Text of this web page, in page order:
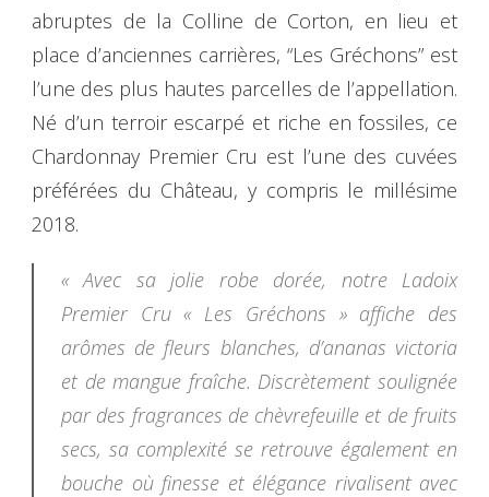
abruptes de la Colline de Corton, en lieu et
place d’anciennes carrières, “Les Gréchons” est
l’une des plus hautes parcelles de l’appellation.
Né d’un terroir escarpé et riche en fossiles, ce
Chardonnay Premier Cru est l’une des cuvées
préférées du Château, y compris le millésime
2018.
« Avec sa jolie robe dorée, notre Ladoix
Premier Cru « Les Gréchons » affiche des
arômes de fleurs blanches, d’ananas victoria
et de mangue fraîche. Discrètement soulignée
par des fragrances de chèvrefeuille et de fruits
secs, sa complexité se retrouve également en
bouche où finesse et élégance rivalisent avec